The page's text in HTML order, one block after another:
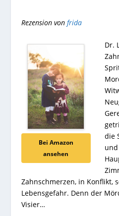
Rezension von frida
Bei Amazon
ansehen
Dr.
die
Zahnschmerzen, in Konflikt,
Lebensgefahr. Denn der
Visier…